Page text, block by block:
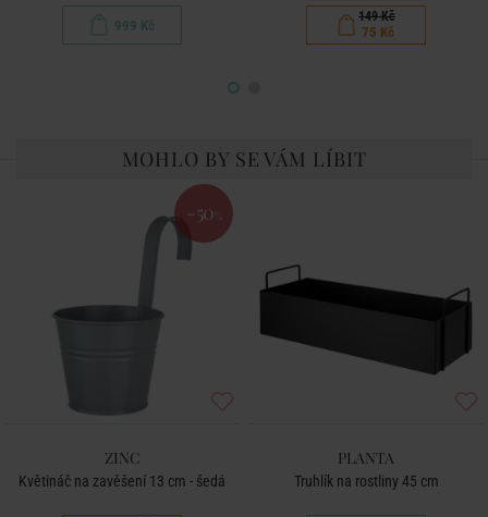
999 Kč
149 Kč
75 Kč
MOHLO BY SE VÁM LÍBIT
-50 %
ZINC
Květináč na zavěšení 13 cm - šedá
PLANTA
Truhlík na rostliny 45 cm